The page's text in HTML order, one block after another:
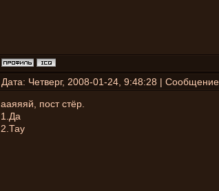
Дата: Четверг, 2008-01-24, 9:48:28 |
ааяяяй, пост стёр.
1.Да
2.Тау